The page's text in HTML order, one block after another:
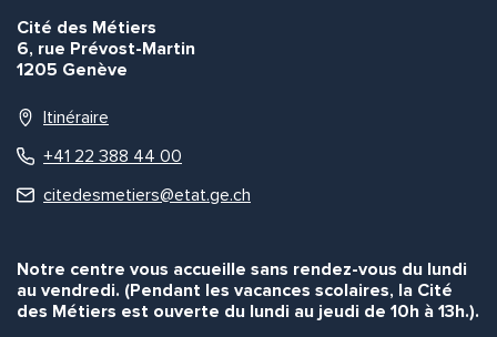
Cité des Métiers
6, rue Prévost-Martin
1205 Genève
Itinéraire
+41 22 388 44 00
citedesmetiers@etat.ge.ch
Notre centre vous accueille sans rendez-vous du lundi
au vendredi. (Pendant les vacances scolaires, la Cité
des Métiers est ouverte du lundi au jeudi de 10h à 13h.).